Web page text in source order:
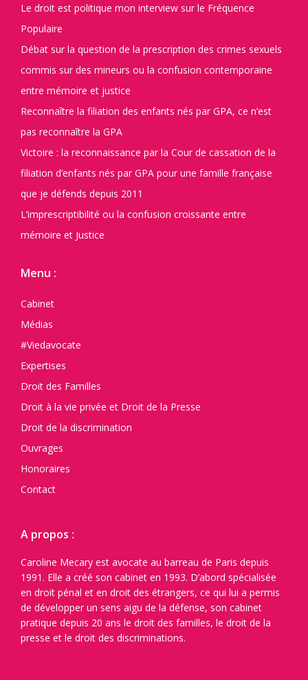
Le droit est politique mon interview sur le Fréquence
Populaire
Débat sur la question de la prescription des crimes sexuels
commis sur des mineurs ou la confusion contemporaine
entre mémoire et justice
Reconnaître la filiation des enfants nés par GPA, ce n’est
pas reconnaître la GPA
Victoire : la reconnaissance par la Cour de cassation de la
filiation d’enfants nés par GPA pour une famille française
que je défends depuis 2011
L’imprescriptibilité ou la confusion croissante entre
mémoire et Justice
Menu :
Cabinet
Médias
#Viedavocate
Expertises
Droit des Familles
Droit à la vie privée et Droit de la Presse
Droit de la discrimination
Ouvrages
Honoraires
Contact
A propos :
Caroline Mecary est avocate au barreau de Paris depuis
1991. Elle a créé son cabinet en 1993. D’abord spécialisée
en droit pénal et en droit des étrangers, ce qui lui a permis
de développer un sens aigu de la défense, son cabinet
pratique depuis 20 ans le droit des familles, le droit de la
presse et le droit des discriminations.